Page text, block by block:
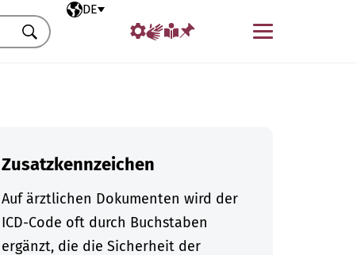
Ausgewählte Sprache
DE
Menü
Suchen
Zusatzkennzeichen
Auf ärztlichen Dokumenten wird der
ICD-Code oft durch Buchstaben
ergänzt, die die Sicherheit der